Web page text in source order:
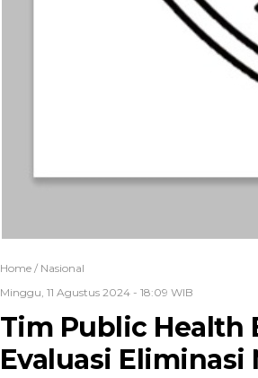
Home / Nasional
Minggu, 11 Agustus 2024 - 18:09 WIB
Tim Public Health
Evaluasi